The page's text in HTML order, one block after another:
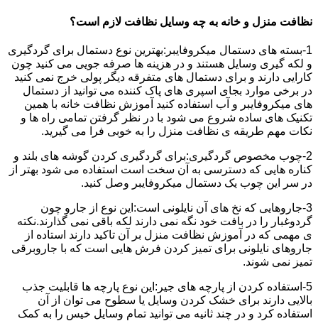
نظافت منزل و خانه به چه وسایل نظافت لازم است؟
1-بسته های دستمال میکروفایبر:بهترین نوع دستمال برای گردگیری
و لکه گیری وسایل هستند و در هزینه ها صرفه جویی می کنید چون
کارایی دارند و برای دستمال های متفرقه دیگر پولی خرج نمی کنید
در برخی موارد بجای اسپری های پاک کننده می توانید از دستمال
های میکروفایبر و آب استفاده کنید آموزش نظافت خانه با همین
تکنیک های ساده شروع می شود با در نظر گرفتن تمامی راه ها و
نکات مهم طریقه ی نظافت منزل را به خوبی فرا می گیرید.
2-چوب مخصوص گردگیری:برای گردگیری کردن گوشه های بلند و
کناره هایی که دسترسی به آن سخت است استفاده می شود بهتر از
در سر این چوب یک دستمال میکروفایبر وصل کنید.
3-جاروهایی که نخ های آن نایلونی است:این نوع از جارو چون
گردوغبار را در بافت خود نگه نمی دارند لکه باقی نمی گذارند.نکته
ی مهمی که در آموزش نظافت منزل بر آن تاکید دارند استاده از
جاروهای نایلونی برای تمیز کردن فرش هایی است که با جاروبرقی
تمیز نمی شوند.
5-استفاده کردن از پارچه های جیر:این نوع پارچه ها قابلیت جذب
بالایی دارند برای خشک کردن وسایل یا سطوح می توان از آن
استفاده کرد و در چند ثانیه می توانید تمام وسایل خیس را به کمک